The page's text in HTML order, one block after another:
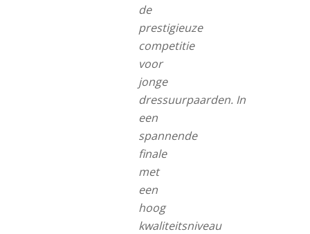
de
prestigieuze
competitie
voor
jonge
dressuurpaarden. In
een
spannende
finale
met
een
hoog
kwaliteitsniveau